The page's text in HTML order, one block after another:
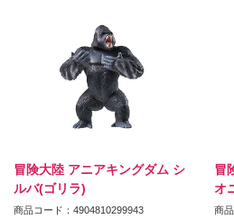
冒険大陸 アニアキングダム シ
ルバ(ゴリラ)
商品コード：4904810299943
冒
オ
商